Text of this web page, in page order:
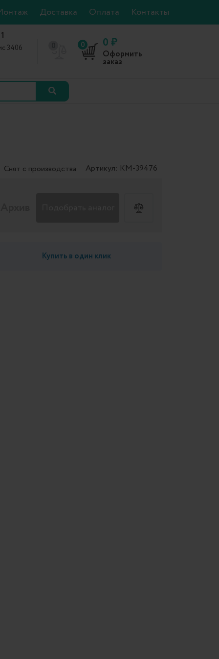
Доставка Оплата Контакты
3406
0 0 ₽
Оформить
заказ
Снят с производства Артикул: КМ-39476
Купить в один клик